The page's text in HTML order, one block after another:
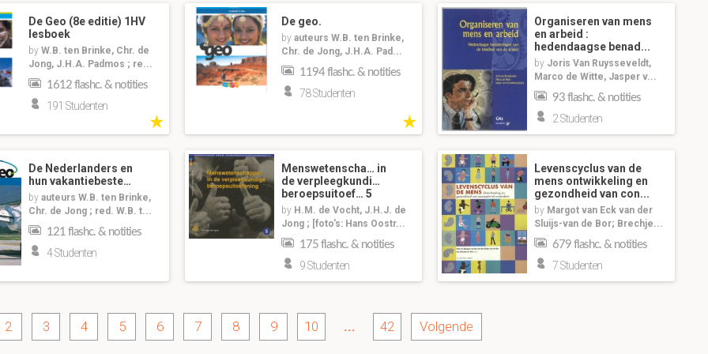
★
De Geo (8e editie) 1HV
lesboek
by W.B. ten Brinke, Chr. de
Jong, J.H.A. Padmos ; re...
1612 flashc. & notities
191 Studenten
★
De geo.
by auteurs W.B. ten Brinke,
Chr. de Jong, J.H.A. Pad...
1194 flashc. & notities
78 Studenten
Organiseren van mens
en arbeid :
hedendaagse benad...
by Joris Van Ruysseveldt,
Marco de Witte, Jasper v...
93 flashc. & notities
2 Studenten
De Nederlanders en
hun vakantiebeste…
by auteurs W.B. ten Brinke,
Chr. de Jong ; red. W.B. t...
121 flashc. & notities
4 Studenten
Menswetenscha… in
de verpleegkundi…
beroepsuitoef… 5
by H.M. de Vocht, J.H.J. de
Jong ; [foto's: Hans Oostr...
175 flashc. & notities
9 Studenten
Levenscyclus van de
mens ontwikkeling en
gezondheid van con...
by Margot van Eck van der
Sluijs-van de Bor; Brechje...
679 flashc. & notities
7 Studenten
2 3 4 5 6 7 8 9 10 ... 42 Volgende